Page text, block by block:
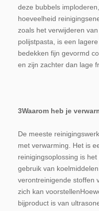
deze bubbels
hoeveelheid
zoals het verwijderen
polijstpasta, is een
bedekken fijn gevormd
en zijn zachter dan lage
3Waarom heb je
De meeste
met verwarming. Het is
reinigingsoplossing is
gebruik van
verontreinigende stoffen
zich kan
bijproduct is van